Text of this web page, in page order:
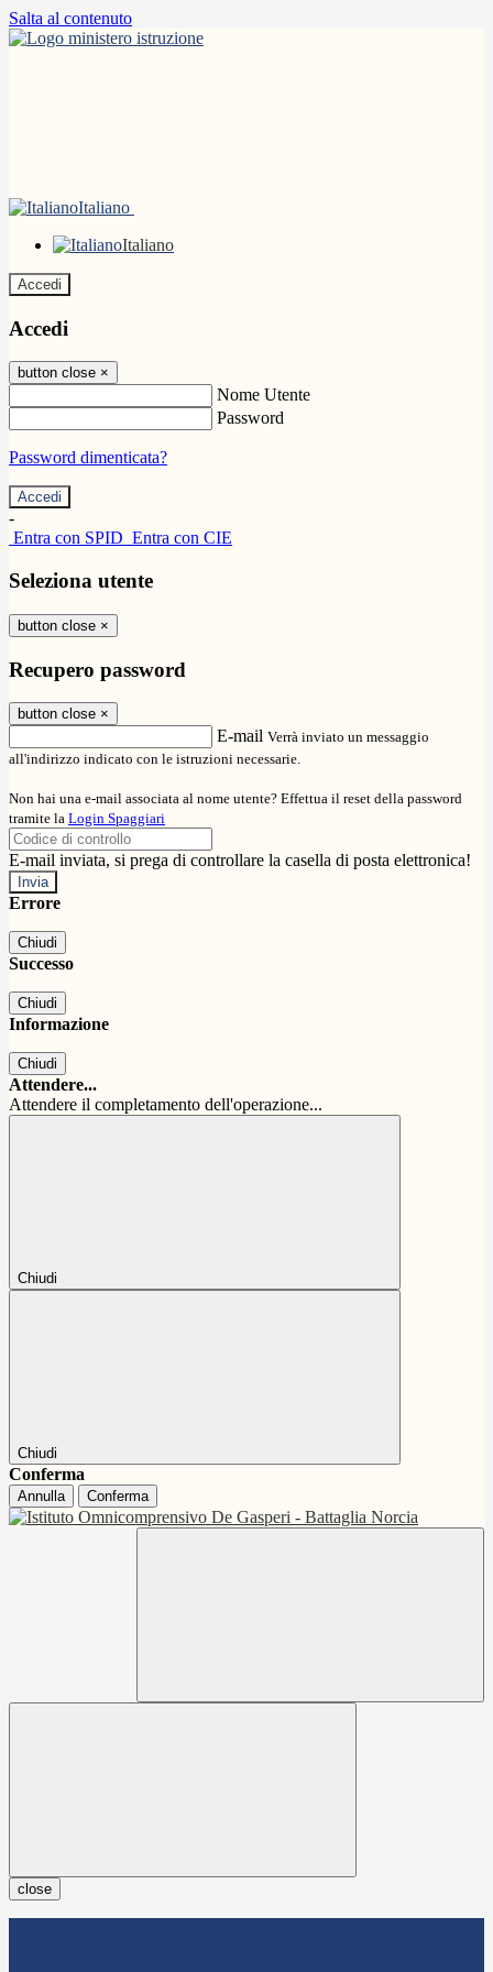
Salta al contenuto
Italiano
Italiano
Accedi
Accedi
button close ×
Nome Utente
Password
Password dimenticata?
-
Entra con SPID Entra con CIE
Seleziona utente
button close ×
Recupero password
button close ×
E-mail Verrà inviato un messaggio
all'indirizzo indicato con le istruzioni necessarie.
Non hai una e-mail associata al nome utente? Effettua il reset della password
tramite la Login Spaggiari
E-mail inviata, si prega di controllare la casella di posta elettronica!
Errore
Chiudi
Successo
Chiudi
Informazione
Chiudi
Attendere...
Attendere il completamento dell'operazione...
Chiudi
Chiudi
Conferma
Annulla Conferma
close